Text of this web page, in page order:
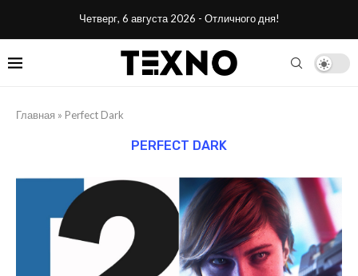
Четверг, 6 августа 2026 - Отличного дня!
Главная » Perfect Dark
PERFECT DARK